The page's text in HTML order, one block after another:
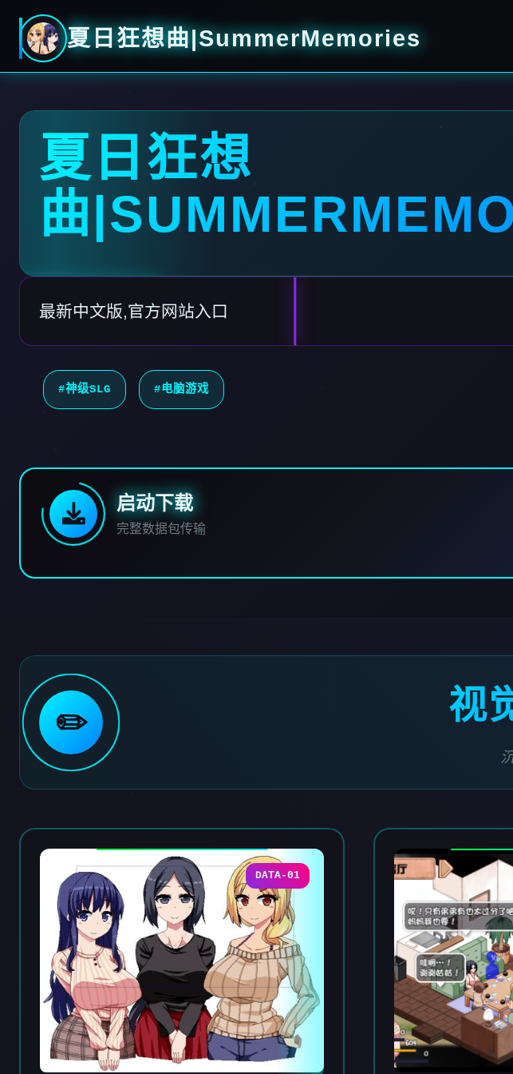
夏日狂想曲|SummerMemories
夏日狂想
曲
最新中文版,官方网站入口
#神级SLG #电脑游戏
启动下载
完整数据包传输
✏️ 视
DATA-01